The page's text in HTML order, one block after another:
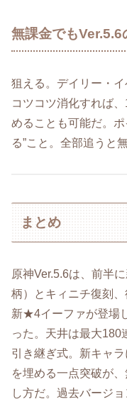
無課金でもVer.5.6
狙える。デイリー・
コツコツ消化すれば
めることも可能だ。
る”こと。全部追うと
まとめ
原神Ver.5.6は、前半
柄）とキィニチ復刻
新★4イーファが登場
った。天井は最大
引き継ぎ式。新キャ
を埋める一点突破が
し方だ。過去バージ